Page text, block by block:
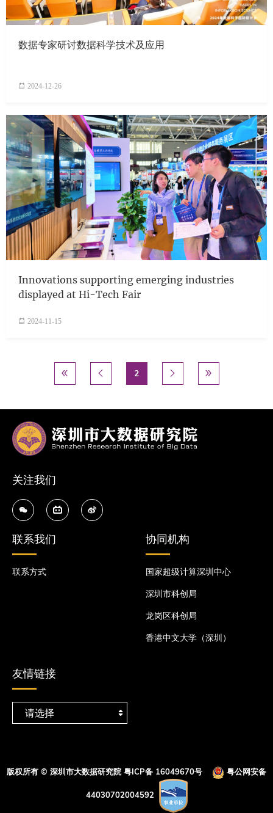
数据专家研讨数据科学技术及应用
2024-12-26
Innovations supporting emerging industries
displayed at Hi-Tech Fair
2024-11-15
首页
 前一页
 ‹ 上一个当前页
2 下一页
下一个 ›
 末页
尾页 »

关注我们
联系我们
联系方式
协同机构
国家超级计算深圳中心
深圳市科创局
龙岗区科创局
香港中文大学（深圳）
友情链接
版权所有 © 深圳市大数据研究院 粤ICP备 16049670号 粤公网安备
44030702004592